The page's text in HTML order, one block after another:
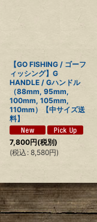
【GO FISHING / ゴーフ
ィッシング】G
HANDLE / Gハンドル
（88mm, 95mm,
100mm, 105mm,
110mm）【中サイズ送
料】
7,800円(税別)
(税込 : 8,580円)